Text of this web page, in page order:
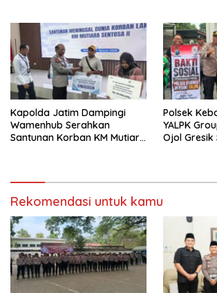
Kapolda Jatim Dampingi
Wamenhub Serahkan
Santunan Korban KM Mutiara
Polsek
YALPK
Ojol Gresik
Rekomendasi untuk kamu